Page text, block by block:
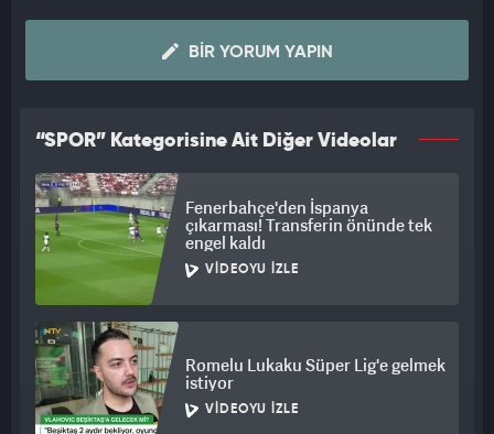
BIR YORUM YAPIN
“SPOR” Kategorisine Ait Diğer Videolar
Fenerbahçe'den İspanya
çıkarması! Transferin önünde tek
engel kaldı
VIDEOYU İZLE
Romelu Lukaku Süper Lig'e gelmek
istiyor
VIDEOYU İZLE